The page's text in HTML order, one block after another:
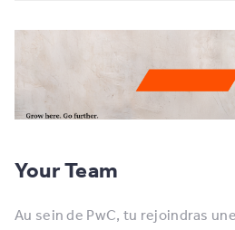
Your Team
Au sein de PwC, tu rejoindras